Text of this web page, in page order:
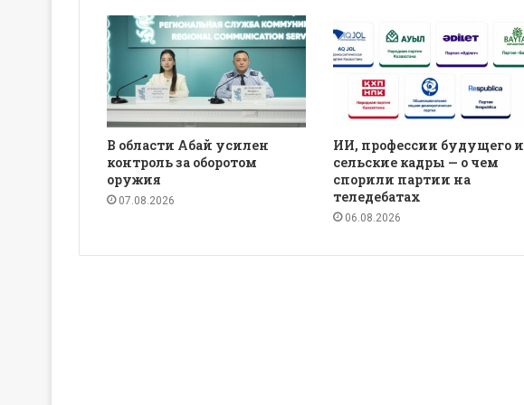
В области Абай усилен
контроль за оборотом
оружия
07.08.2026
ИИ, профессии будущего и
сельские кадры — о чем
спорили партии на
теледебатах
06.08.2026